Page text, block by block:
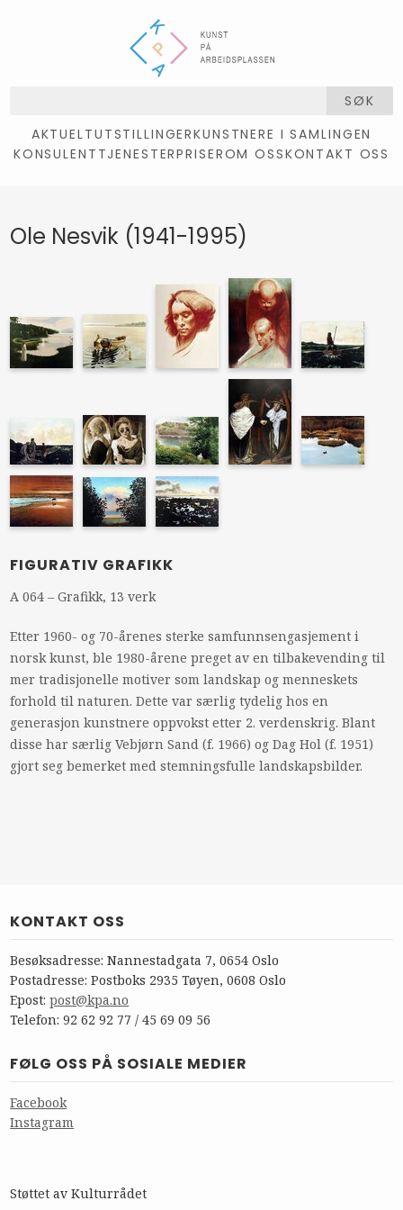
SØK
AKTUELTUTSTILLINGERKUNSTNERE I SAMLINGEN
KONSULENTTJENESTERPRISEROM OSSKONTAKT OSS
Ole Nesvik (1941-1995)
FIGURATIV GRAFIKK
A 064 – Grafikk, 13 verk
Etter 1960- og 70-årenes sterke samfunnsengasjement i
norsk kunst, ble 1980-årene preget av en tilbakevending til
mer tradisjonelle motiver som landskap og menneskets
forhold til naturen. Dette var særlig tydelig hos en
generasjon kunstnere oppvokst etter 2. verdenskrig. Blant
disse har særlig Vebjørn Sand (f. 1966) og Dag Hol (f. 1951)
gjort seg bemerket med stemningsfulle landskapsbilder.
KONTAKT OSS
Besøksadresse: Nannestadgata 7, 0654 Oslo
Postadresse: Postboks 2935 Tøyen, 0608 Oslo
Epost:post@kpa.no
Telefon: 92 62 92 77 / 45 69 09 56
FØLG OSS PÅ SOSIALE MEDIER
Facebook
Instagram
Støttet av Kulturrådet